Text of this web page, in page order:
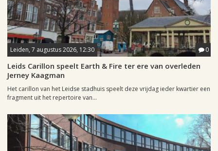
Leiden, 7 augustus 2026, 12:30 0
Leids Carillon speelt Earth & Fire ter ere van overleden
Jerney Kaagman
Het carillon van het Leidse stadhuis speelt deze vrijdag ieder kwartier een
fragment uit het repertoire van...